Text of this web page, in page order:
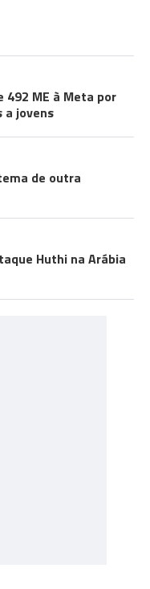
492 ME à Meta por
a jovens
de outra
Huthi na Arábia